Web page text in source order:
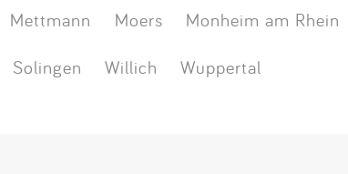
Mettmann Moers Monheim am Rhein
Solingen Willich Wuppertal